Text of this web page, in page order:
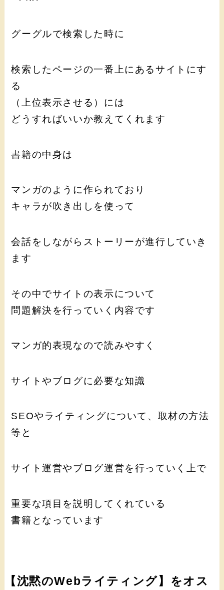
グーグルで検索した時に
検索したページの一番上にあるサイトにす
る
（上位表示させる）には
どうすればいいか教えてくれます
書籍の中身は
マンガのように作られており
キャラが吹き出しを使って
会話をしながらストーリーが進行していき
ます
その中でサイトの表示について
問題解決を行っていく内容です
マンガ的表現なので読みやすく
サイトやブログに必要な知識
SEOやライティングについて、取材の方法
等と
サイト運営やブログ運営を行っていく上で
重要な項目を説明してくれている
書籍となっています
【沈黙のWebライティング】をオス